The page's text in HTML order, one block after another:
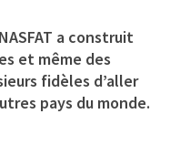
a construit
et même des
fidèles d’aller
pays du monde.